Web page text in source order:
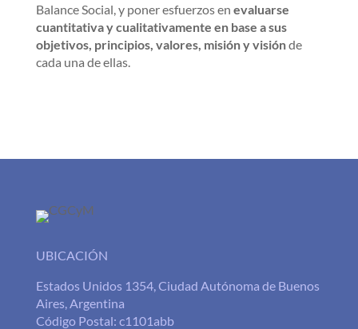
Balance Social, y poner esfuerzos en evaluarse
cuantitativa y cualitativamente en base a sus
objetivos, principios, valores, misión y visiónde
cada una de ellas.
UBICACIÓN
Estados Unidos 1354, Ciudad Autónoma de Buenos
Aires, Argentina
Código Postal: c1101abb